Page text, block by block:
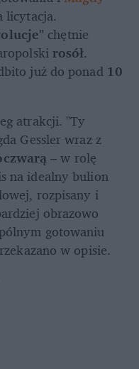
chętnie
rosół.
już do ponad 10
atrakcji. "Ty
wcielisz się w rolę ucznia, Magda Gessler wraz z
– w rolę
na idealny bulion
rozpisany i
obrazowo
gotowaniu
w opisie.